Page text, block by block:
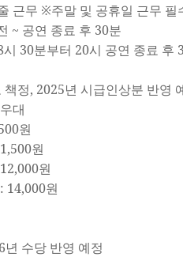
근무 ※주말 및 공휴일 근무 필
~ 공연 종료 후 30분
30분부터 20시 공연 종료 후
정, 2025년 시급인상분 반영
대
원
원
원
14,000원
수당 반영 예정